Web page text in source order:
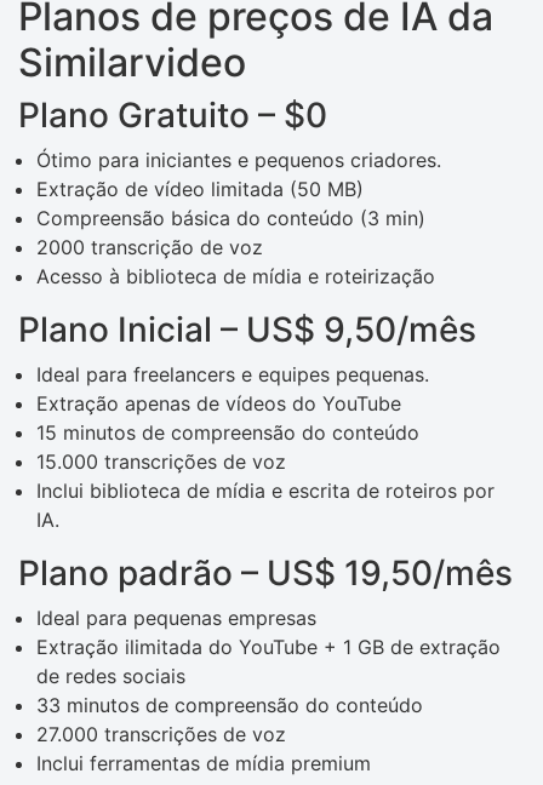
Planos de preços de IA da
Similarvideo
Plano Gratuito – $0
Ótimo para iniciantes e pequenos criadores.
Extração de vídeo limitada (50 MB)
Compreensão básica do conteúdo (3 min)
2000 transcrição de voz
Acesso à biblioteca de mídia e roteirização
Plano Inicial – US$ 9,50/mês
Ideal para freelancers e equipes pequenas.
Extração apenas de vídeos do YouTube
15 minutos de compreensão do conteúdo
15.000 transcrições de voz
Inclui biblioteca de mídia e escrita de roteiros por
IA.
Plano padrão – US$ 19,50/mês
Ideal para pequenas empresas
Extração ilimitada do YouTube + 1 GB de extração
de redes sociais
33 minutos de compreensão do conteúdo
27.000 transcrições de voz
Inclui ferramentas de mídia premium